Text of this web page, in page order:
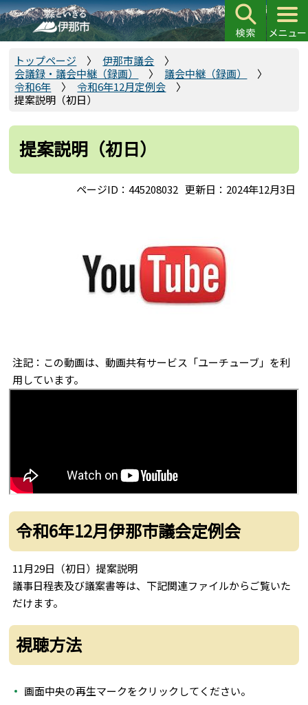
こ
の
ペ
頭
トップページ
伊那市議会
会議録・議会中継（録画）
議会中継（録画）
令和6年
令和6年12月定例会
提案説明（初日）
提案説明（初日）
ページID：445208032 更新日：2024年12月3日
注記：この動画は、動画共有サービス「ユーチューブ」を利
用しています。
令和6年12月伊那市議会定例会
11月29日（初日）提案説明
議事日程表及び議案書等は、下記関連ファイルからご覧いた
だけます。
視聴方法
画面中央の再生マークをクリックしてください。